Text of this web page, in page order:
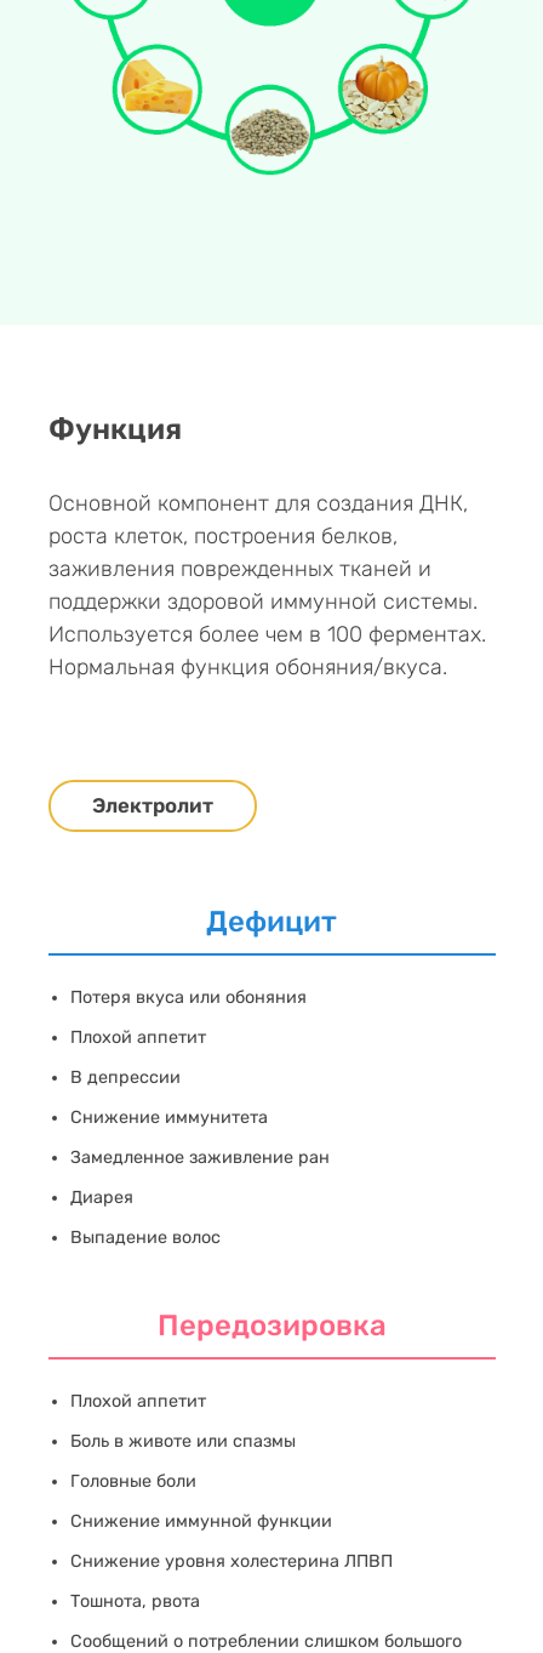
Функция
Основной компонент для создания ДНК,
роста клеток, построения белков,
заживления поврежденных тканей и
поддержки здоровой иммунной системы.
Используется более чем в 100 ферментах.
Нормальная функция обоняния/вкуса.
Электролит
Дефицит
Потеря вкуса или обоняния
Плохой аппетит
В депрессии
Снижение иммунитета
Замедленное заживление ран
Диарея
Выпадение волос
Передозировка
Плохой аппетит
Боль в животе или спазмы
Головные боли
Снижение иммунной функции
Снижение уровня холестерина ЛПВП
Тошнота, рвота
Сообщений о потреблении слишком большого